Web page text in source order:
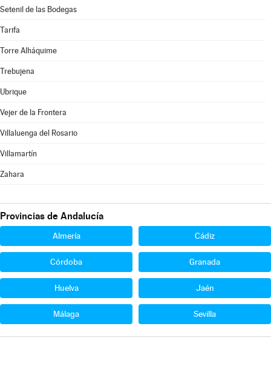
Setenil de las Bodegas
Tarifa
Torre Alháquime
Trebujena
Ubrique
Vejer de la Frontera
Villaluenga del Rosario
Villamartín
Zahara
Provincias de Andalucía
Almería Cádiz
Córdoba Granada
Huelva Jaén
Málaga Sevilla